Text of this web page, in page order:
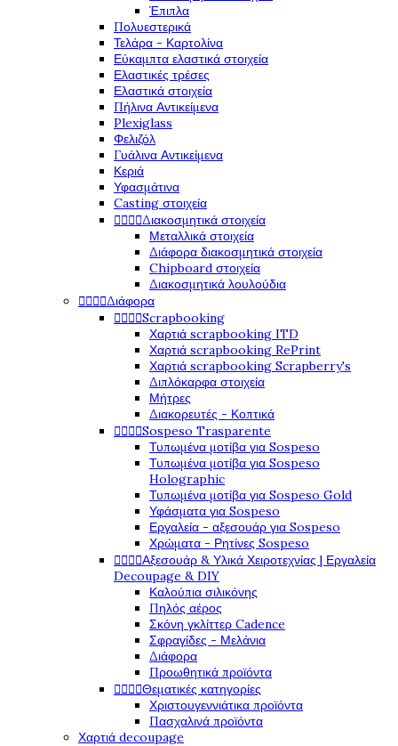
Έπιπλα
Πολυεστερικά
Τελάρα - Καρτολίνα
Εύκαμπτα ελαστικά στοιχεία
Ελαστικές τρέσες
Ελαστικά στοιχεία
Πήλινα Αντικείμενα
Plexiglass
Φελιζόλ
Γυάλινα Αντικείμενα
Κεριά
Υφασμάτινα
Casting στοιχεία
Διακοσμητικά στοιχεία
Μεταλλικά στοιχεία
Διάφορα διακοσμητικά στοιχεία
Chipboard στοιχεία
Διακοσμητικά λουλούδια
Διάφορα
Scrapbooking
Χαρτιά scrapbooking ITD
Χαρτιά scrapbooking RePrint
Χαρτιά scrapbooking Scrapberry's
Διπλόκαρφα στοιχεία
Μήτρες
Διακορευτές - Κοπτικά
Sospeso Trasparente
Τυπωμένα μοτίβα για Sospeso
Τυπωμένα μοτίβα για Sospeso
Holographic
Τυπωμένα μοτίβα για Sospeso Gold
Υφάσματα για Sospeso
Εργαλεία - αξεσουάρ για Sospeso
Χρώματα - Ρητίνες Sospeso
Αξεσουάρ & Υλικά Χειροτεχνίας | Εργαλεία
Decoupage & DIY
Καλούπια σιλικόνης
Πηλός αέρος
Σκόνη γκλίττερ Cadence
Σφραγίδες - Μελάνια
Διάφορα
Προωθητικά προϊόντα
Θεματικές κατηγορίες
Χριστουγεννιάτικα προϊόντα
Πασχαλινά προϊόντα
Χαρτιά decoupage